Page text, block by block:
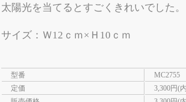
太陽光を当てるとすごくきれいでした。
サイズ：Ｗ12ｃｍ×Ｈ10ｃｍ
型番
MC2755
定価
3,300円(